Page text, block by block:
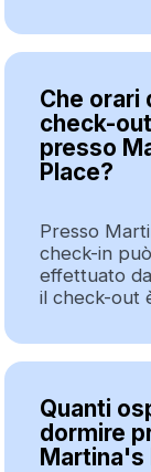
Che orari
check-
presso
Place?
Presso
check-in
effettuato
il check-out
Quanti
dormire
Martina's